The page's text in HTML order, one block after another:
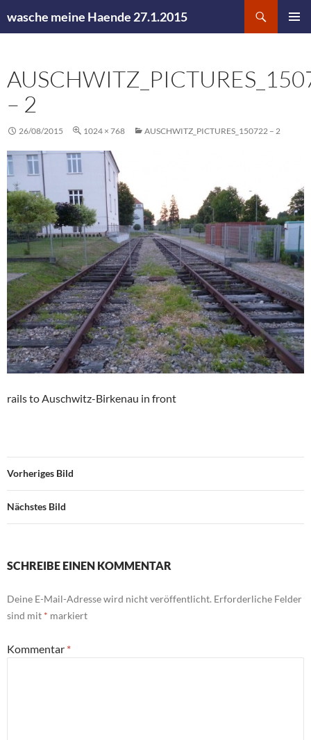
Inhalt
wasche meine Haende 27.1.2015
– 2
26/08/2015 1024 × 768 AUSCHWITZ_PICTURES_150722 – 2
rails to Auschwitz-Birkenau in front
Vorheriges Bild
Nächstes Bild
SCHREIBE EINEN KOMMENTAR
Deine E-Mail-Adresse wird nicht veröffentlicht. Erforderliche Felder
sind mit * markiert
Kommentar *